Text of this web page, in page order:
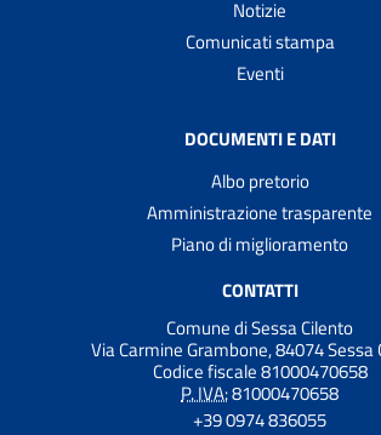
Notizie
Comunicati stampa
Eventi
DOCUMENTI E DATI
Albo pretorio
Amministrazione trasparente
Piano di miglioramento
CONTATTI
Comune di Sessa Cilento
Via Carmine Grambone, 84074 Sessa
Codice fiscale 81000470658
P. IVA:81000470658
+39 0974 836055